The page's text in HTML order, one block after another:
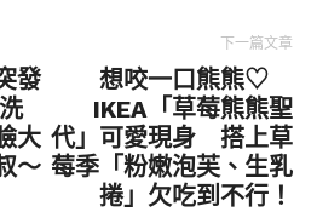
發
大
～
下一篇文章
想咬一口熊熊♡
IKEA「草莓熊熊聖
代」可愛現身 搭上草
莓季「粉嫩泡芙、生乳
捲」欠吃到不行！